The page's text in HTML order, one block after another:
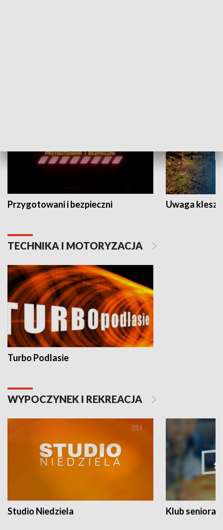
Przygotowani i bezpieczni Uwaga
TECHNIKA I MOTORYZACJA
Turbo Podlasie
WYPOCZYNEK I REKREACJA
Studio Niedziela Klub seniora